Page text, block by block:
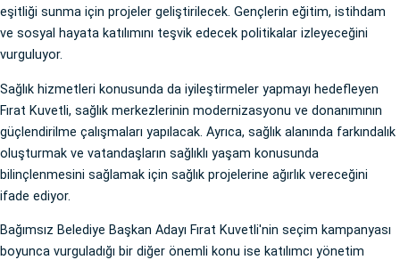
eşitliği sunma için projeler geliştirilecek. Gençlerin eğitim, istihdam
ve sosyal hayata katılımını teşvik edecek politikalar izleyeceğini
vurguluyor.
Sağlık hizmetleri konusunda da iyileştirmeler yapmayı hedefleyen
Fırat Kuvetli, sağlık merkezlerinin modernizasyonu ve donanımının
güçlendirilme çalışmaları yapılacak. Ayrıca, sağlık alanında farkındalık
oluşturmak ve vatandaşların sağlıklı yaşam konusunda
bilinçlenmesini sağlamak için sağlık projelerine ağırlık vereceğini
ifade ediyor.
Bağımsız Belediye Başkan Adayı Fırat Kuvetli'nin seçim kampanyası
boyunca vurguladığı bir diğer önemli konu ise katılımcı yönetim